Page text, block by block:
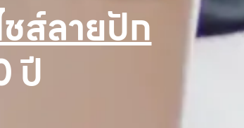
ส์ลายปัก
ปี